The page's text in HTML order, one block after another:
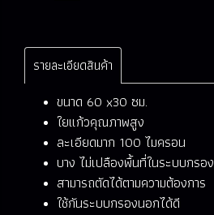
รายละเอียดสินค้า
ขนาด 60 x30 ซม.
ใยแก้วคุณภาพสูง
ละเอียดมาก 100 ไมครอน
บาง ไม่เปลืองพื้นที่ในระบบกรอง
สามารถตัดได้ตามความต้องการ
ใช้กันระบบกรองนอกได้ดี